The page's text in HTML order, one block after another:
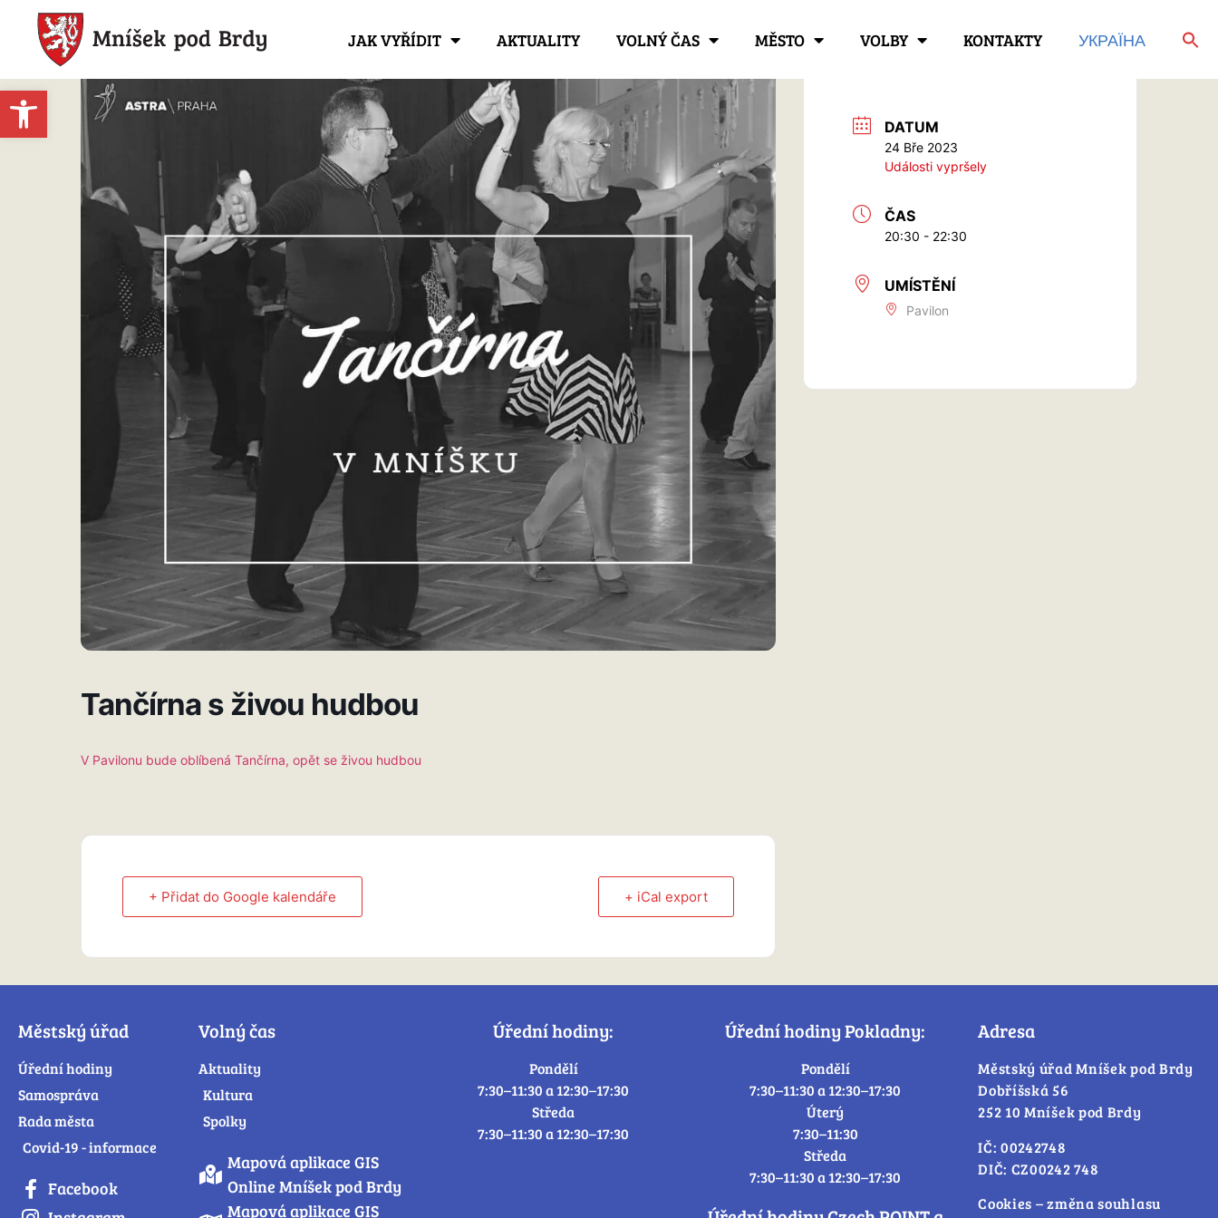
Open toolbar
JAK VYŘÍDIT AKTUALITY VOLNÝ ČAS MĚSTO VOLBY KONTAKTY УКРАЇНА
Tančírna s živou hudbou
V Pavilonu bude oblíbená Tančírna, opět se živou hudbou
+ Přidat do Google kalendáře + iCal export
DATUM
24 Bře 2023
Události vypršely
ČAS
20:30 - 22:30
UMÍSTĚNÍ
Pavilon
Městský úřad
Úřední hodiny
Samospráva
Rada města
Covid-19 - informace
Facebook
Volný čas
Aktuality
Kultura
Spolky
Mapová aplikace GIS
Online Mníšek pod Brdy
Mapová aplikace GIS
Úřední hodiny:
Pondělí
7:30–11:30 a 12:30–17:30
Středa
7:30–11:30 a 12:30–17:30
Úřední hodiny Pokladny:
Pondělí
7:30–11:30 a 12:30–17:30
Úterý
7:30–11:30
Středa
7:30–11:30 a 12:30–17:30
Adresa
Městský úřad Mníšek pod Brdy
Dobříšská 56
252 10 Mníšek pod Brdy
IČ: 00242748
DIČ: CZ00242 748
Cookies – změna souhlasu